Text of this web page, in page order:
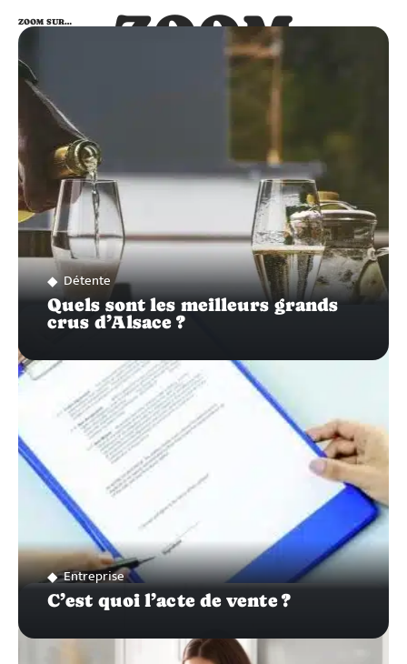
ZOOM
SUR…
ZOOM SUR…
Détente
Quels sont les meilleurs grands
crus d’Alsace ?
Entreprise
C’est quoi l’acte de vente ?